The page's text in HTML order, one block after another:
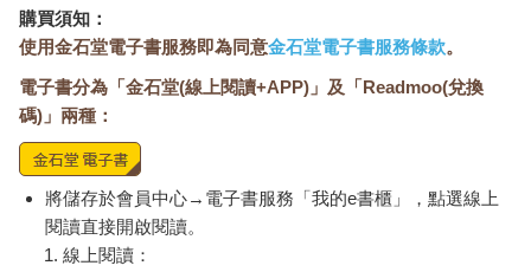
頓黑海鯷魚餐啊！
當地人走，就能吃到所謂的「人間美味」，不過，每個人對食物
的敏感度與偏好有所不同，究竟好不好吃真的見仁見智了！
吃遍了土耳其菜，才知道原來土耳其也有印象中的碎肉薄餅
（Lahmacun），和道地的土耳其披薩披得（Pide），而聞名世界
的沙威瑪（Döner Kebabı）吃起來比想像中的更加油膩，還有一
股濃濃的「羊騷味」，並非每個人都能征服它。
購買須知：
使用金石堂電子書服務即為同意金石堂電子書服務條款。
電子書分為「金石堂(線上閱讀+APP)」及「Readmoo(兌換
碼)」兩種：
將儲存於會員中心→電子書服務「我的e書櫃」，點選線上
閱讀直接開啟閱讀。
線上閱讀：